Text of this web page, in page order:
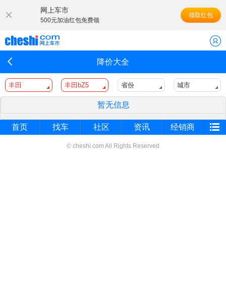
网上车市
500元加油红包免费领
领取红包
降价大全
丰田 丰田bZ5 省份 城市
暂无信息
首页 找车 社区 资讯 经销商
© cheshi.com All Rights Reserved